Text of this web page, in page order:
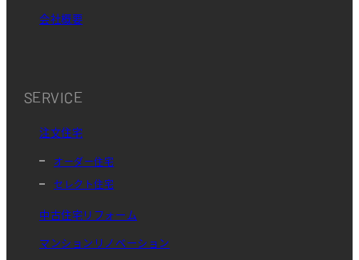
会社概要
SERVICE
注文住宅
オーダー住宅
セレクト住宅
中古住宅リフォーム
マンションリノベーション